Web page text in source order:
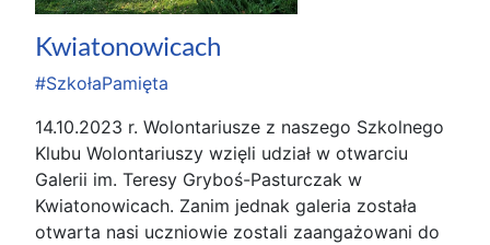
Kwiatonowicach
#SzkołaPamięta
14.10.2023 r. Wolontariusze z naszego Szkolnego
Klubu Wolontariuszy wzięli udział w otwarciu
Galerii im. Teresy Gryboś-Pasturczak w
Kwiatonowicach. Zanim jednak galeria została
otwarta nasi uczniowie zostali zaangażowani do